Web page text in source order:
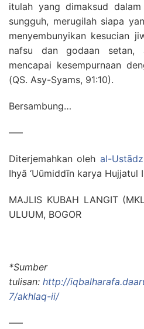
itulah yang dimaksud
sungguh, merugilah siapa
menyembunyikan kesucian
nafsu dan godaan setan,
mencapai kesempurnaan
(QS. Asy-Syams, 91:10).
Bersambung…
—–
Diterjemahkan oleh al-
Ihyā ‘Uūmiddīn karya Hujjatul
MAJLIS KUBAH LANGIT
ULUUM, BOGOR
*Sumber
tulisan: http://
7/akhlaq-ii/
—–